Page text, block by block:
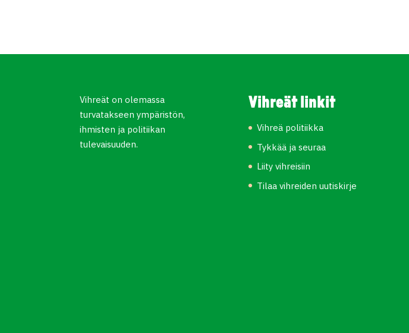
Vihreät on olemassa
turvatakseen ympäristön,
ihmisten ja politiikan
tulevaisuuden.
Vihreät linkit
Vihreä politiikka
Tykkää ja seuraa
Liity vihreisiin
Tilaa vihreiden uutiskirje